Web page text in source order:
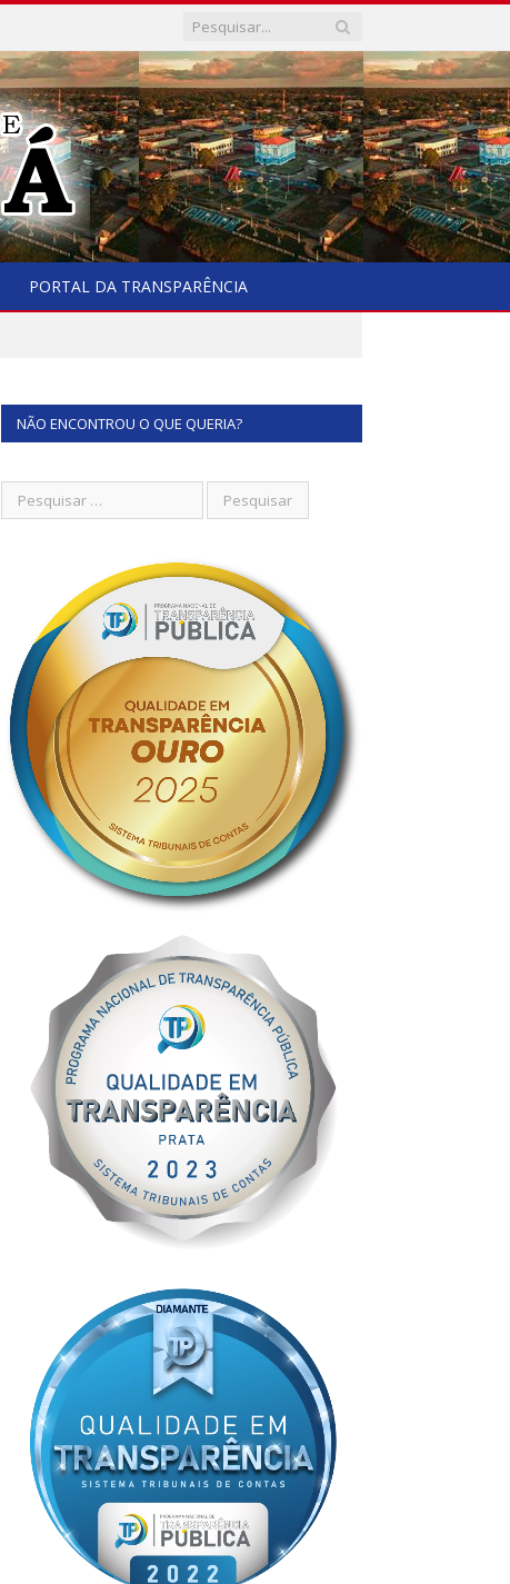
PORTAL DA TRANSPARÊNCIA
NÃO ENCONTROU O QUE QUERIA?